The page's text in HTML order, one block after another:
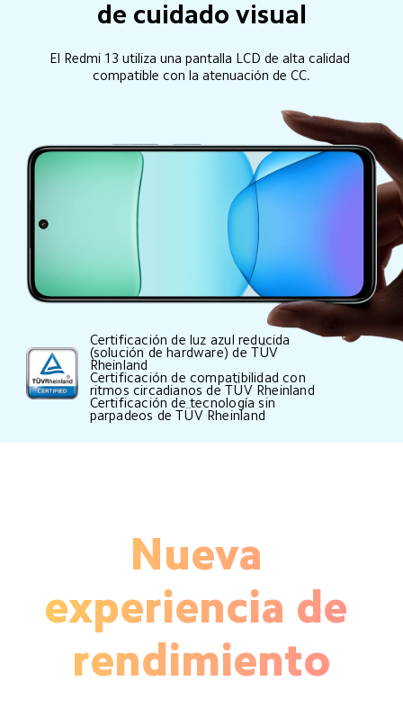
de cuidado visual
El Redmi 13 utiliza una pantalla LCD de alta calidad
compatible con la atenuación de CC.
Certificación de luz azul reducida
(solución de hardware) de TÜV
Rheinland
Certificación de compatibilidad con
ritmos circadianos de TÜV Rheinland
Certificación de tecnología sin
parpadeos de TÜV Rheinland
Nueva
experiencia de
rendimiento